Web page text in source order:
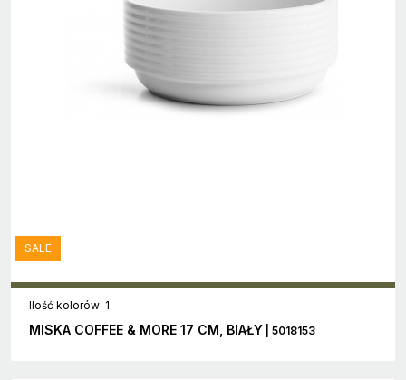
SALE
Ilość kolorów: 1
MISKA COFFEE & MORE 17 CM, BIAŁY | 5018153